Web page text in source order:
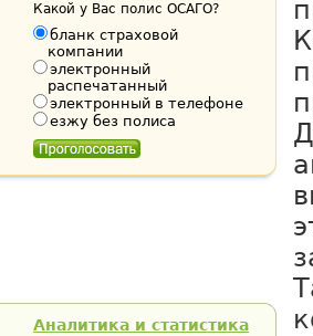
Какой у Вас полис ОСАГО?
бланк страховой
компании
электронный
распечатанный
электронный в телефоне
езжу без полиса
Аналитика и статистика